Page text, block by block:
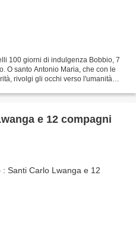
100 giorni di indulgenza Bobbio, 7
O santo Antonio Maria, che con le
rivolgi gli occhi verso l'umanità
e 12 compagni